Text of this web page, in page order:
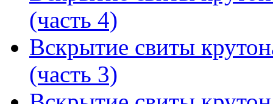
(часть 4)
Вскрытие свиты
(часть 3)